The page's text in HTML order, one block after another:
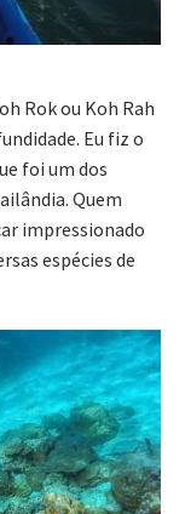
Rok ou Koh Rah
Eu fiz o
foi um dos
Quem
impressionado
espécies de